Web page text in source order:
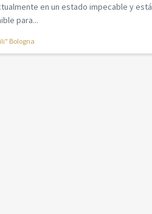
en un estado impecable y está
para...
Bologna